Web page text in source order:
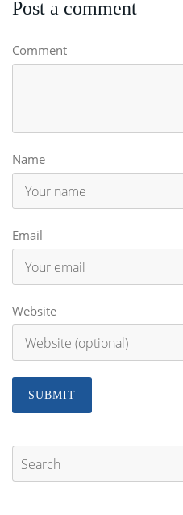
Post a comment
Comment
Name
Email
Website